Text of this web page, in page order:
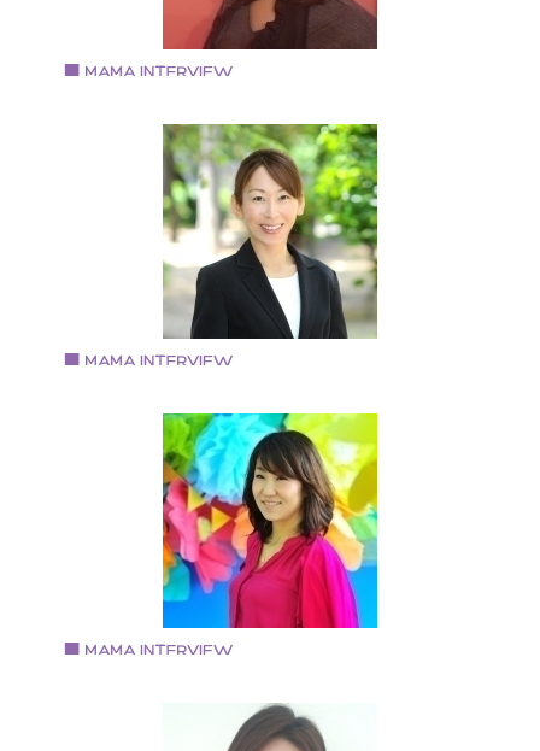
アオリンピックチーム競技優勝経験あり）。 大学卒業
は社会教育団体で16年間総合職として勤務。 ２０１６
４月高槻市承認第一号民間学童保育室「ＮＰＯ法人ア
もある。 アフタースクールにじのいえ http://nijino-
中野さおりさん
自宅サロン経営 エステスクール講座講師 服販売
2006年 自宅サロン『ピンポンパール』開業 2011年
「好きな事をお仕事にして有意義な毎日を過ごすママ
ん達」をとエステスクール開校 2012年 『心や身体が
気になれる自分を好きになる講座』開講 2014年 お洋
の相談を受けるうちに服販売開始 2016年 『予約が取
にくいお店作りマンツーマン講座』開講 2018年 更に
を元気にと手相や姓名判断をメニュー化 女児二人のの
彈正原 由紀さん
キッズマナーインストラクター／プレシャス・マミー
定トレーナー 「忙しいなか読んでる暇ないよ！！ そん
お母さんだからこそ見て欲しい！」 「マナーはお子さ
の財産になります」 キッズマナー講師 彈正原 由紀 無
メルマガ https://www.reservestock.jp/subscribe/86258
HAPPY COLOR ブランカ 代表 国家資格キャリアコン